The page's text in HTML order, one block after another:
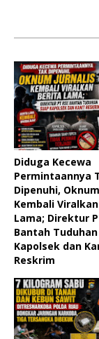
Diduga Kecewa
Permintaannya
Dipenuhi,
Kembali
Lama; Direktur
Bantah Tuduhan
Kapolsek dan
Reskrim